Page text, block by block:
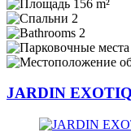
156 m²
2
2
JARDIN